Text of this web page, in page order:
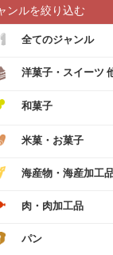
ンルを絞り込む
全てのジャンル
洋菓子・スイーツ
和菓子
米菓・お菓子
海産物・海産加工
肉・肉加工品
パン